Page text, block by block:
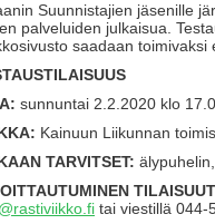
Suunnistajien jäsenille
palveluiden julkaisua.
saadaan toimivaksi
sunnuntai 2.2.2020 klo
Kainuun Liikunnan
TARVITSET:
tai viestillä 044-